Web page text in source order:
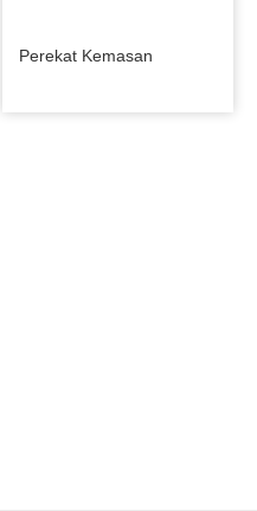
Perekat Kemasan